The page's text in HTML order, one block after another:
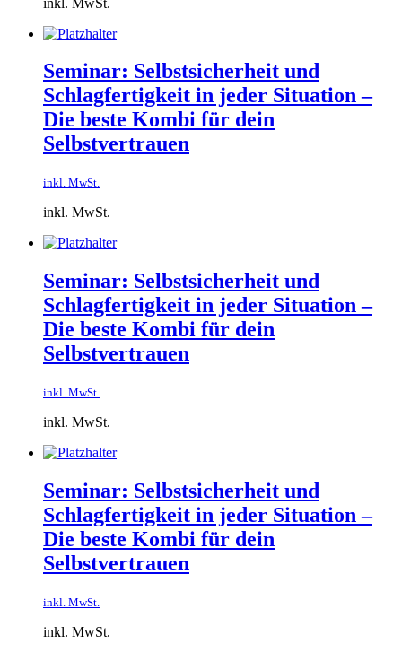
Seminar: Selbstsicherheit und
Schlagfertigkeit in jeder Situation –
Die beste Kombi für dein
Selbstvertrauen
inkl. MwSt.
inkl. MwSt.
Seminar: Selbstsicherheit und
Schlagfertigkeit in jeder Situation –
Die beste Kombi für dein
Selbstvertrauen
inkl. MwSt.
inkl. MwSt.
Seminar: Selbstsicherheit und
Schlagfertigkeit in jeder Situation –
Die beste Kombi für dein
Selbstvertrauen
inkl. MwSt.
inkl. MwSt.